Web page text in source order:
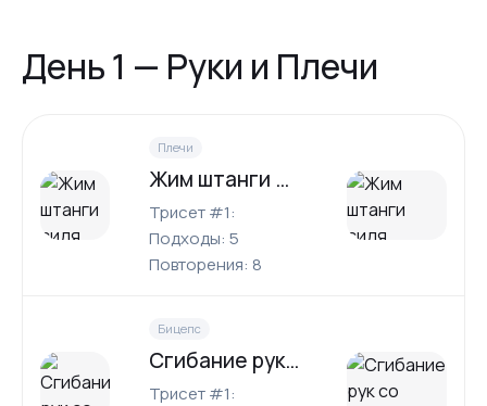
День 1 — Руки и Плечи
Плечи
Жим штанги сидя
Трисет #1:
Подходы: 5
Повторения: 8
Бицепс
Сгибание рук со штангой
Трисет #1: